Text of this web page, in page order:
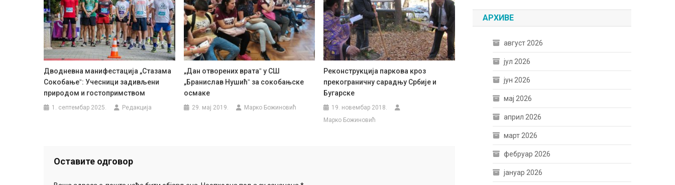
Дводневна манифестација „Стазама
Сокобањеˮ: Учесници задивљени
природом и гостопримством
1. септембар 2025. Редакција
„Дан отворених вратаˮ у СШ
„Бранислав Нушићˮ за сокобањске
осмаке
29. мај 2019. Марко Божиновић
Реконструкција паркова кроз
прекограничну сарадњу Србије и
Бугарске
19. новембар 2018.
Марко Божиновић
Оставите одговор
АРХИВЕ
август 2026
јул 2026
јун 2026
мај 2026
април 2026
март 2026
фебруар 2026
јануар 2026